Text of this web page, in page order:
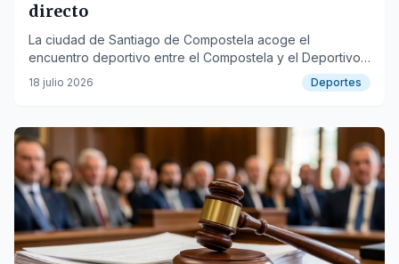
directo
La ciudad de Santiago de Compostela acoge el
encuentro deportivo entre el Compostela y el Deportivo,
un evento de interés local.
18 julio 2026 Deportes